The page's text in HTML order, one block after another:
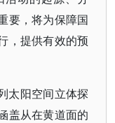
要，将为保障国
，提供有效的预
太阳空间立体探
盖从在黄道面的